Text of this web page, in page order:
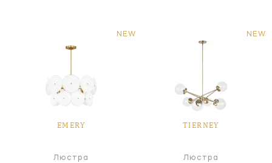
NEW
EMERY
Люстра
NEW
TIERNEY
Люстра